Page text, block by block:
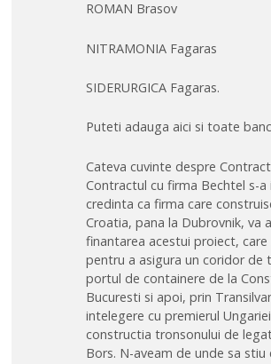
ROMAN Brasov
NITRAMONIA Fagaras
SIDERURGICA Fagaras.
Puteti adauga aici si toate
Cateva cuvinte despre
Contractul cu firma Bechtel s-a
credinta ca firma care
Croatia, pana la Dubrovnik, va
finantarea acestui proiect,
pentru a asigura un coridor de
portul de containere de la
Bucuresti si apoi, prin
intelegere cu premierul
constructia tronsonului de
Bors. N-aveam de unde sa